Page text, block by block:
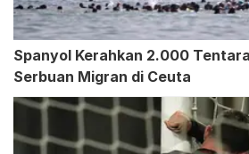
Spanyol Kerahkan 2.000
Serbuan Migran di Ceuta